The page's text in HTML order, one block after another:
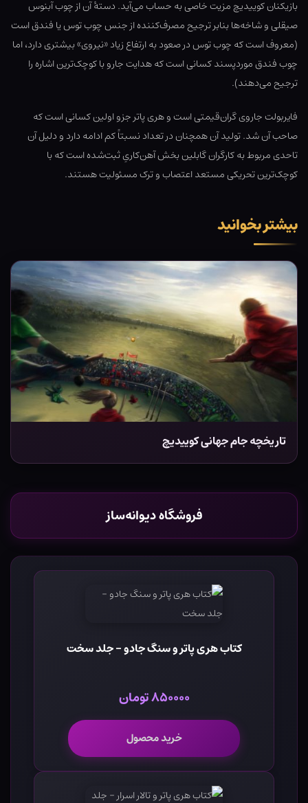
بازیکنان کوییدیچ مزیت خاصی به حساب می‌آید. دستهٔ آن از چوب آبنوس
صیقلی و شاخه‌ها بنابر ترجیح مصرف‌کننده از جنس چوب توس یا فندق است
(معروف است که چوب توس در صعود به ارتفاع زیاد «نیروی» بیشتری دارد، اما
چوب فندق موردپسند کسانی است که هدایت جارو با کوچک‌ترین اشاره را
ترجیح می‌دهند).
فایربولت جاروی گران‌قیمتی است و هری پاتر جزو اولین کسانی است که
صاحب آن شد. تولید آن همچنان در تعداد نسبتاً کم ادامه دارد و دلیل آن
تاحدی مربوط به کارگران گابلین بخش آهن‌کاریِ ثبت‌شده است که با
کوچک‌ترین تحریکی مستعد اعتصاب و ترک مسئولیت هستند.
بیشتر بخوانید
تاریخچه جام جهانی کوییدیچ
فروشگاه دیوانه‌ساز
کتاب هری پاتر و سنگ جادو - جلد سخت
۸۵۰۰۰۰ تومان
خرید محصول